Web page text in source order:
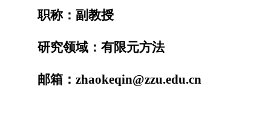
职称：副教授
研究领域：有限元方法
邮箱：zhaokeqin@zzu.edu.cn